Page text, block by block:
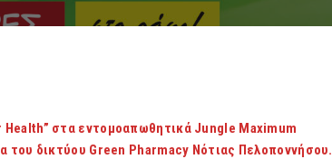
στα εντομοαπωθητικά Jungle Maximum
δικτύου Green Pharmacy Νότιας Πελοποννήσου.